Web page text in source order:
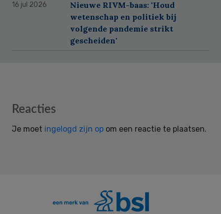
16 jul 2026
Nieuwe RIVM-baas: 'Houd
wetenschap en politiek bij
volgende pandemie strikt
gescheiden'
Reader
Reacties
Je moet ingelogd zijn op om een reactie te plaatsen.